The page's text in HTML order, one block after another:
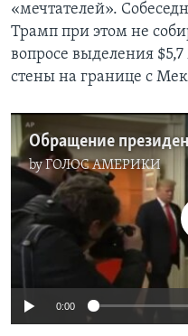
«мечтателей».
Трамп при этом не
вопросе выделения
стены на границе с
byГОЛОС АМЕРИКИ
No media
0:00